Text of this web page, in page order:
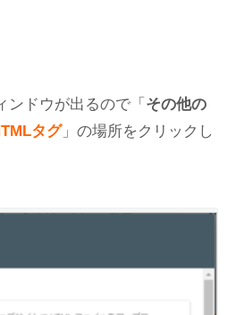
ンドウが出るので「 その他の
タグ」の場所をクリックし